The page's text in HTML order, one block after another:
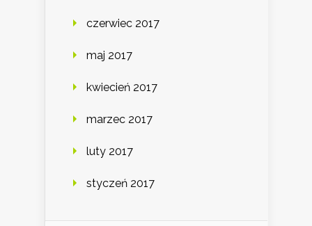
czerwiec 2017
maj 2017
kwiecień 2017
marzec 2017
luty 2017
styczeń 2017